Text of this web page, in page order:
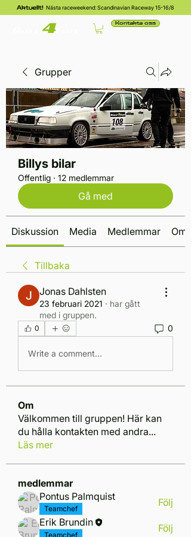
Aktuellt! Nästa raceweekend: Scandinavian Raceway 15-16/8
Kontakta oss
Grupper
Billys bilar
Offentlig · 12 medlemmar
Gå med
Diskussion Media Medlemmar Om
Tillbaka
Jonas Dahlsten
23 februari 2021 · har gått
med i gruppen.
0 0
Write a comment...
Om
Välkommen till gruppen! Här kan
du hålla kontakten med andra...
Läs mer
medlemmar
Pontus Palmquist
Teamchef
Följ
Erik Brundin
Teamchef
Följ